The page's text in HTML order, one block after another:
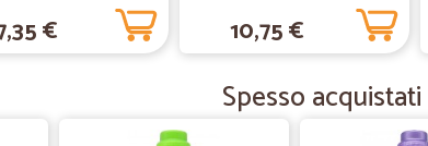
€ 10,75 €
Spesso